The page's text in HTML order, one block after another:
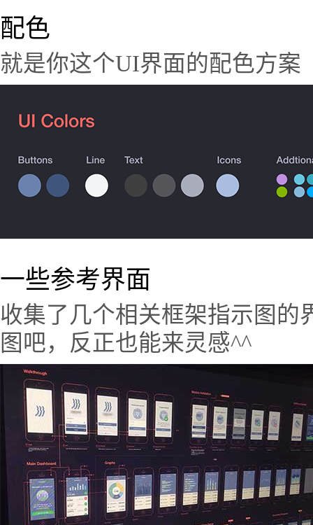
配色
就是你这个UI界面的配色方案
一些参考界面
收集了几个相关框架指示图的
图吧，反正也能来灵感^^